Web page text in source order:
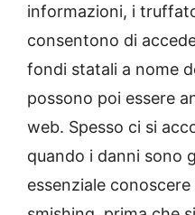
informazioni, i
consentono di
fondi statali a nome
possono poi essere
web. Spesso ci si
quando i danni sono
essenziale